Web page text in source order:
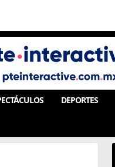
DEPORTES